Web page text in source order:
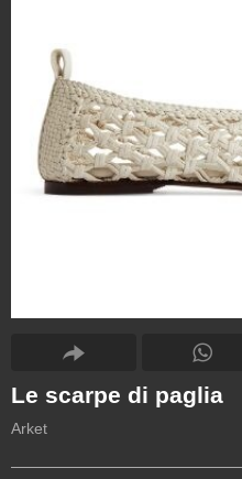
Le scarpe di paglia
Arket